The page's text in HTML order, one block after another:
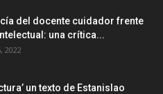
del docente cuidador frente
una crítica...
2022
un texto de Estanislao